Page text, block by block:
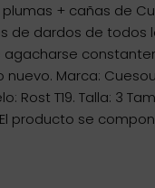
+ cañas de
de dardos de todos
agacharse
Marca:
Rost T19. Talla: 3
producto se